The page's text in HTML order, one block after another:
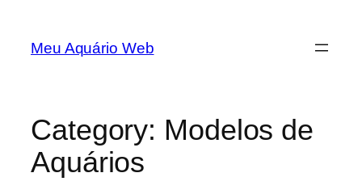
content
Meu Aquário Web
Category: Modelos de
Aquários